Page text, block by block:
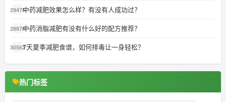
29475中药减肥效果怎么样？有没有人成功过？
29970中药消脂减肥有没有什么好的配方推荐？
305637天夏季减肥食谱，如何排毒让一身轻松？
热门标签